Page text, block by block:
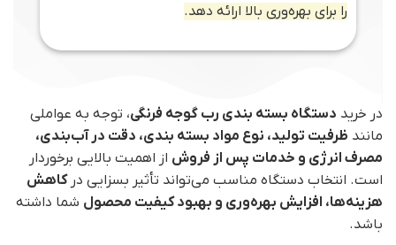
را برای بهره‌وری بالا ارائه دهد.
در خرید دستگاه بسته‌ بندی رب گوجه فرنگی، توجه به عواملی
مانند ظرفیت تولید، نوع مواد بسته‌ بندی، دقت در آب‌بندی،
مصرف انرژی و خدمات پس از فروش از اهمیت بالایی برخوردار
است. انتخاب دستگاه مناسب می‌تواند تأثیر بسزایی درکاهش
هزینه‌ها، افزایش بهره‌وری و بهبود کیفیت محصول شما داشته
باشد.